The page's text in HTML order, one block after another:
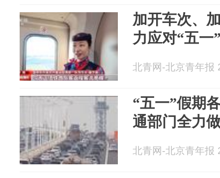
加开车次、
力应对“五一
北青网-北京青年报
“五一”假期
通部门全力
北青网-北京青年报